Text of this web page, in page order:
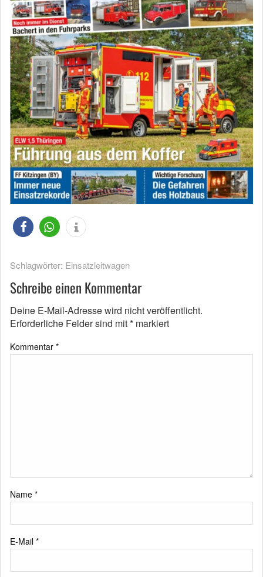
Schlagwörter: Einsatzleitwagen
Schreibe einen Kommentar
Deine E-Mail-Adresse wird nicht veröffentlicht.
Erforderliche Felder sind mit* markiert
Kommentar *
Name *
E-Mail *